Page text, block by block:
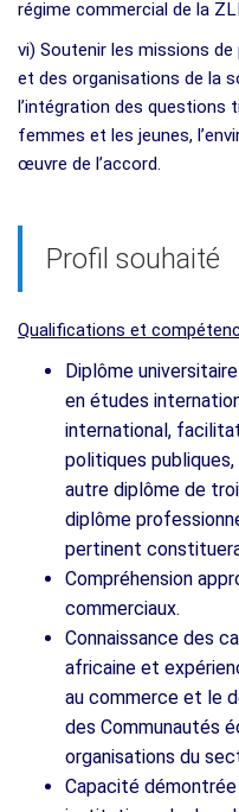
régime commercial de la
vi) Soutenir les missions
et des organisations de la
l’intégration des questions
femmes et les jeunes,
œuvre de l’accord.
Profil souhaité
Qualifications et
Diplôme
en études
international,
politiques
autre diplôme de
diplôme
pertinent
Compréhension
commerciaux.
Connaissance des
africaine et
au commerce et le
des Communautés
organisations du
Capacité